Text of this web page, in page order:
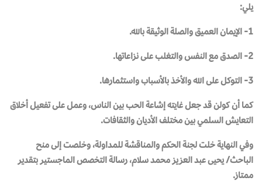
يلي:
1- الإيمان العميق والصلة الوثيقة بالله.
2- الصدق مع النفس والتغلب على نزاعاتها.
3- التوكل على الله والأخذ بالأسباب واستثمارها.
كما أن كولن قد جعل غايته إشاعة الحب بين الناس، وعمل على تفعيل أخلاق
التعايش السلمي بين مختلف الأديان والثقافات.
وفي النهاية خلت لجنة الحكم والمناقشة للمداولة، وخلصت إلى منح
الباحث/ يحيى عبد العزيز محمد سلام، رسالة التخصص الماجستير بتقدير
ممتاز.